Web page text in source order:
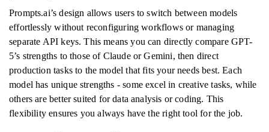
Prompts.ai’s design allows users to switch between models
effortlessly without reconfiguring workflows or managing
separate API keys. This means you can directly compare GPT-
5’s strengths to those of Claude or Gemini, then direct
production tasks to the model that fits your needs best. Each
model has unique strengths - some excel in creative tasks, while
others are better suited for data analysis or coding. This
flexibility ensures you always have the right tool for the job.